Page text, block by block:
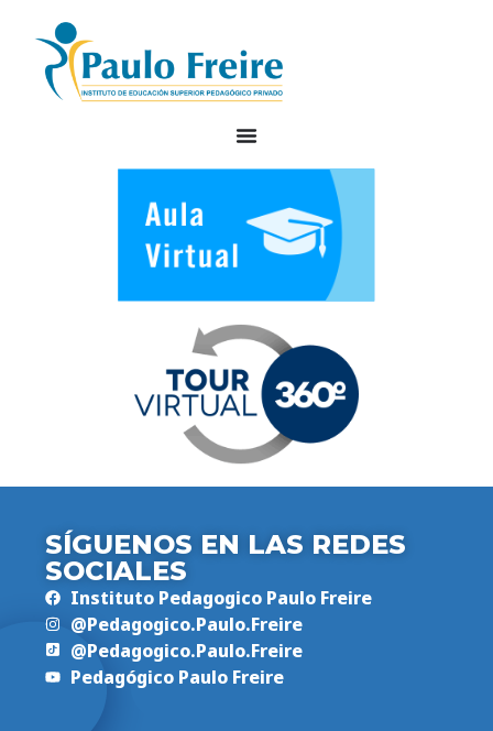
SÍGUENOS EN LAS REDES
SOCIALES
Instituto Pedagogico Paulo Freire
@Pedagogico.Paulo.Freire
@Pedagogico.Paulo.Freire
Pedagógico Paulo Freire